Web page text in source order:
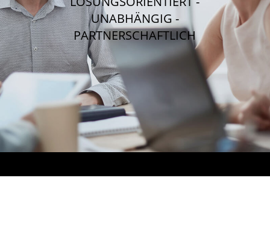
UNABHÄNGIG -
PARTNERSCHAFTLICH